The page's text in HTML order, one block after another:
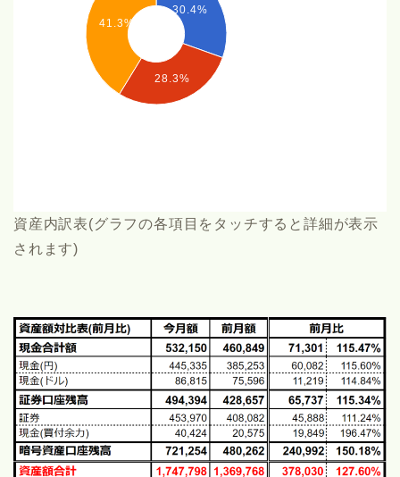
30.4%
41.3%
28.3%
資産内訳表(グラフの各項目をタッチすると詳細が表示
されます)